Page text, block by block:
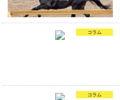
コラム
コラム